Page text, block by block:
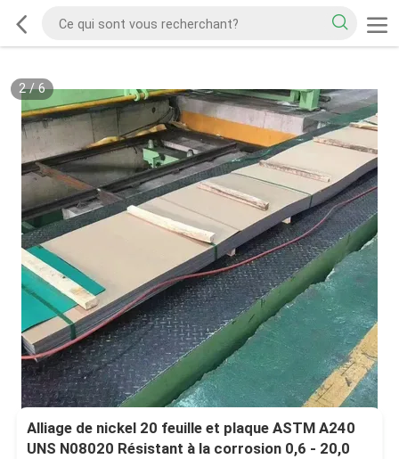
2/6
Alliage de nickel 20 feuille et plaque ASTM A240
UNS N08020 Résistant à la corrosion 0,6 - 20,0